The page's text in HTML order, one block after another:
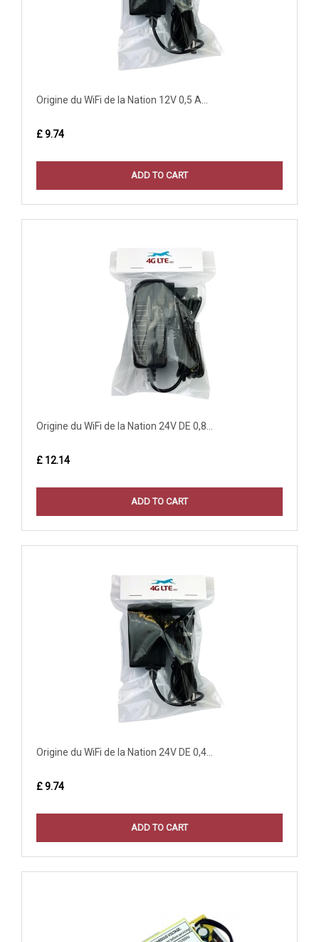
Origine du WiFi de la Nation 12V 0,5 A...
£ 9.74
ADD TO CART
Origine du WiFi de la Nation 24V DE 0,8...
£ 12.14
ADD TO CART
Origine du WiFi de la Nation 24V DE 0,4...
£ 9.74
ADD TO CART